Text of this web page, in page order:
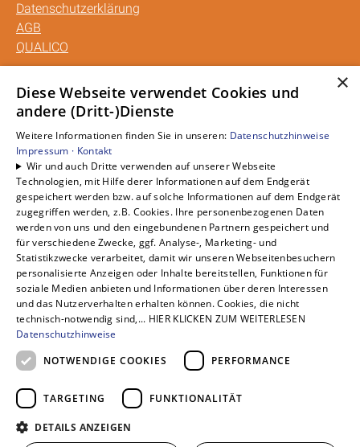
Datenschutzerklärung
AGB
QUALICO
Unsere Bereiche
Privatkunden
Gewerbekunden
Karriere
Unternehmen
Kontakt
×
Diese Webseite verwendet Cookies und
andere (Dritt-)Dienste
Weitere Informationen finden Sie in unseren: Datenschutzhinweise
Impressum · Kontakt
Wir und auch Dritte verwenden auf unserer Webseite
Technologien, mit Hilfe derer Informationen auf dem Endgerät
gespeichert werden bzw. auf solche Informationen auf dem Endgerät
zugegriffen werden, z.B. Cookies. Ihre personenbezogenen Daten
werden von uns und den eingebundenen Partnern gespeichert und
für verschiedene Zwecke, ggf. Analyse-, Marketing- und
Statistikzwecke verarbeitet, damit wir unseren Webseitenbesuchern
personalisierte Anzeigen oder Inhalte bereitstellen, Funktionen für
soziale Medien anbieten und Informationen über deren Interessen
und das Nutzerverhalten erhalten können. Cookies, die nicht
technisch-notwendig sind,... HIER KLICKEN ZUM WEITERLESEN
Datenschutzhinweise
NOTWENDIGE COOKIES
PERFORMANCE
TARGETING FUNKTIONALITÄT
DETAILS ANZEIGEN